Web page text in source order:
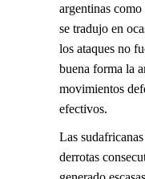
argentinas
se tradujo en
los ataques no
buena forma la
movimientos
efectivos.
Las
derrotas